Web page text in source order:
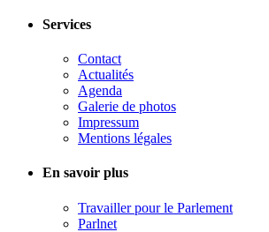
Services
Contact
Actualités
Agenda
Galerie de photos
Impressum
Mentions légales
En savoir plus
Travailler pour le Parlement
Parlnet